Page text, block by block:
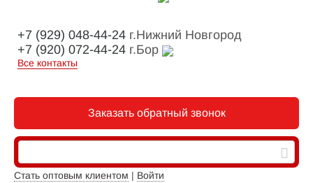
+7 (929) 048-44-24 г.Нижний Новгород
+7 (920) 072-44-24 г.Бор
Все контакты
Заказать обратный звонок
Стать оптовым клиентом | Войти